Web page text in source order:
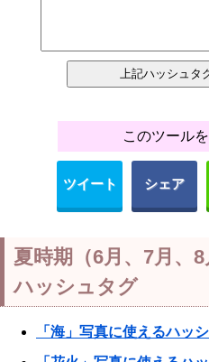
このツール
ツイート シェア
夏時期（6月、7月、
ハッシュタグ
「海」写真に使えるハッ